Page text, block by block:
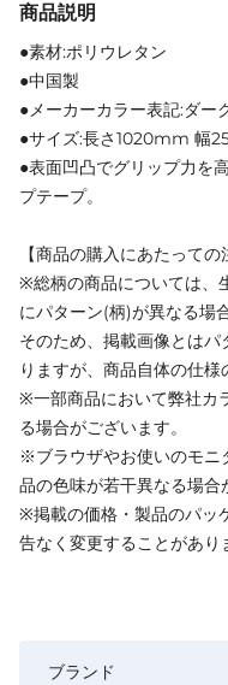
商品説明
●素材:ポリウレタン
●中国製
●メーカーカラー表記:ダー
●サイズ:長さ1020mm 幅
●表面凹凸でグリップ力を
プテープ。
【商品の購入にあたっての
※総柄の商品については、
にパターン(柄)が異なる場
そのため、掲載画像とは
りますが、商品自体の仕様
※一部商品において弊社カ
る場合がございます。
※ブラウザやお使いのモニ
品の色味が若干異なる場合
※掲載の価格・製品のパッ
告なく変更することがあり
ブランド